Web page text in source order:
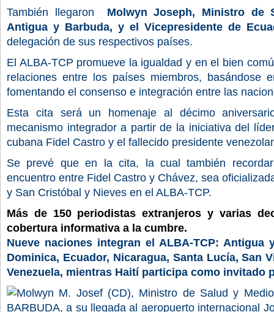
También llegaron Molwyn Joseph, Ministro de
Antigua y Barbuda, y el Vicepresidente de
delegación de sus respectivos países.
El ALBA-TCP promueve la igualdad y en el bien
relaciones entre los países miembros, basándose
fomentando el consenso e integración entre las
Esta cita será un homenaje al décimo
mecanismo integrador a partir de la iniciativa del
cubana Fidel Castro y el fallecido presidente
Se prevé que en la cita, la cual también
encuentro entre Fidel Castro y Chávez, sea
y San Cristóbal y Nieves en el ALBA-TCP.
Más de 150 periodistas extranjeros y varias
cobertura informativa a la cumbre.
Nueve naciones integran el ALBA-TCP: Antigua
Dominica, Ecuador, Nicaragua, Santa Lucía, San
Venezuela, mientras Haití participa como invitado